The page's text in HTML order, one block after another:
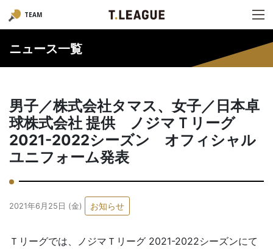
TEAM
ニュース一覧
男子／株式会社タマス、女子／日本卓
球株式会社 提供 ノジマＴリーグ
2021-2022シーズン オフィシャル
ユニフォーム発表
2021年6月25日 (金) お知らせ
Ｔリーグでは、ノジマＴリーグ 2021-2022シーズンにて